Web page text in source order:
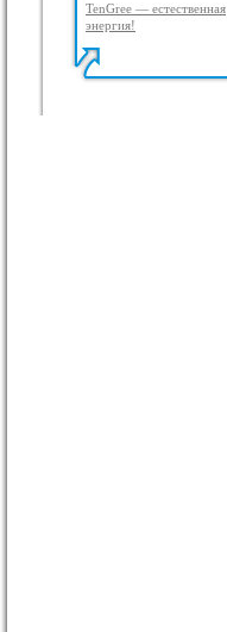
TenGree — естественная
энергия!